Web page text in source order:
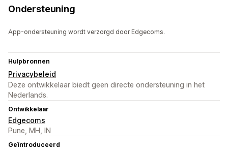
Ondersteuning
App-ondersteuning wordt verzorgd door Edgecoms.
Hulpbronnen
Privacybeleid
Deze ontwikkelaar biedt geen directe ondersteuning in het
Nederlands.
Ontwikkelaar
Edgecoms
Pune, MH, IN
Geïntroduceerd